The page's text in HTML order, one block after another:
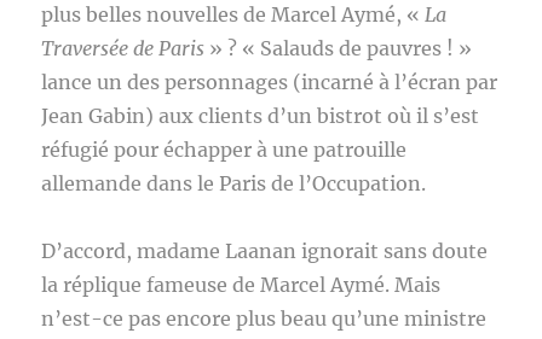
plus belles nouvelles de Marcel Aymé, «La
Traversée de Paris » ? « Salauds de pauvres ! »
lance un des personnages (incarné à l’écran par
Jean Gabin) aux clients d’un bistrot où il s’est
réfugié pour échapper à une patrouille
allemande dans le Paris de l’Occupation.
D’accord, madame Laanan ignorait sans doute
la réplique fameuse de Marcel Aymé. Mais
n’est-ce pas encore plus beau qu’une ministre